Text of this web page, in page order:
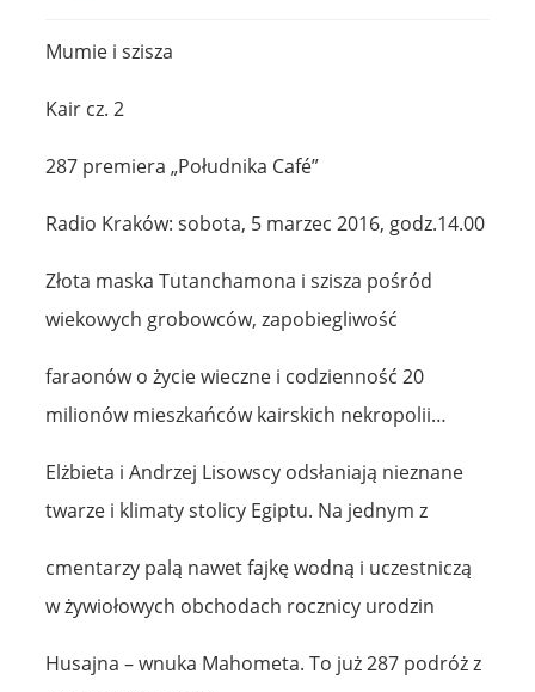
Mumie i szisza
Kair cz. 2
287 premiera „Południka Café”
Radio Kraków: sobota, 5 marzec 2016, godz.14.00
Złota maska Tutanchamona i szisza pośród
wiekowych grobowców, zapobiegliwość
faraonów o życie wieczne i codzienność 20
milionów mieszkańców kairskich nekropolii…
Elżbieta i Andrzej Lisowscy odsłaniają nieznane
twarze i klimaty stolicy Egiptu. Na jednym z
cmentarzy palą nawet fajkę wodną i uczestniczą
w żywiołowych obchodach rocznicy urodzin
Husajna – wnuka Mahometa. To już 287 podróż z